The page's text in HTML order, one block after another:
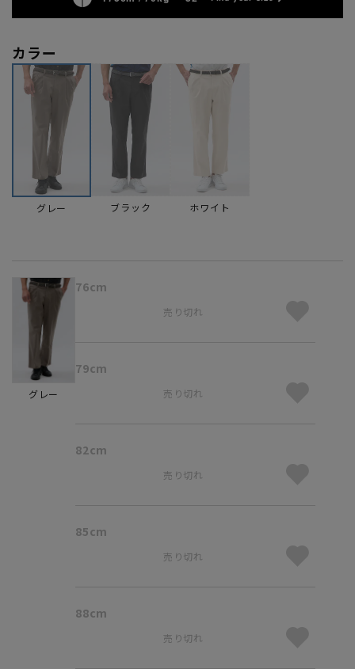
カラー
グレー ブラック ホワイト
グレー
76cm
売り切れ
79cm
売り切れ
82cm
売り切れ
85cm
売り切れ
88cm
売り切れ